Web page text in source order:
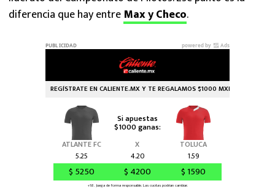
diferencia que hay entre MaxyCheco.